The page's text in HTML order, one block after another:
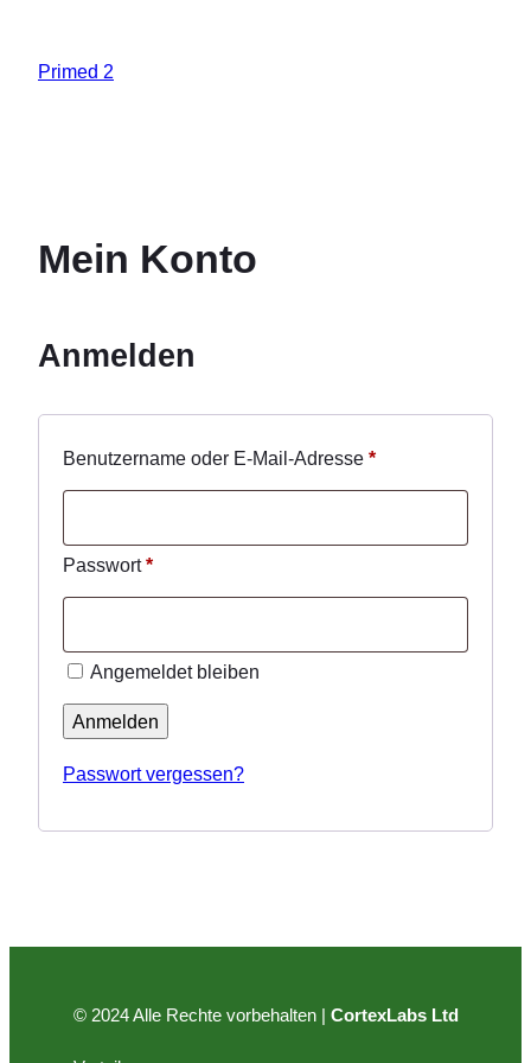
Primed 2
Mein Konto
Anmelden
Benutzername oder E-Mail-Adresse *Erforderlich
Passwort*Erforderlich
Angemeldet bleiben
Anmelden
Passwort vergessen?
© 2024 Alle Rechte vorbehalten | CortexLabs Ltd